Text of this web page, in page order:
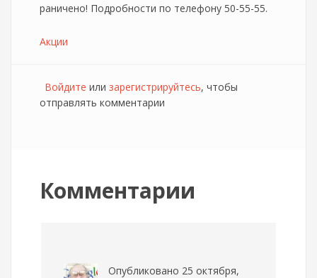
раничено! Подробности по телефону 50-55-55.
Акции
Войдите или зарегистрируйтесь, чтобы
отправлять комментарии
Комментарии
Опубликовано 25 октября,